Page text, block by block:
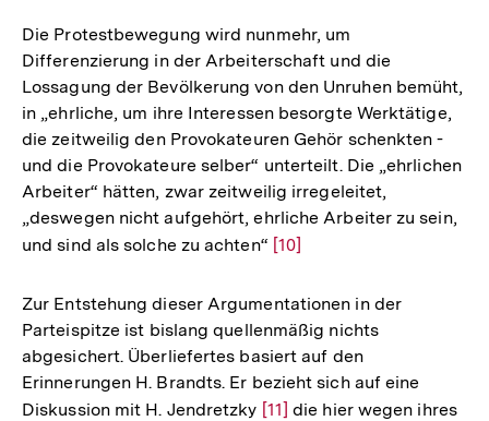
der
Fußnote
Die Protestbewegung wird nunmehr, um
Differenzierung in der Arbeiterschaft und die
Lossagung der Bevölkerung von den Unruhen bemüht,
in „ehrliche, um ihre Interessen besorgte Werktätige,
die zeitweilig den Provokateuren Gehör schenkten -
und die Provokateure selber“ unterteilt. Die „ehrlichen
Arbeiter“ hätten, zwar zeitweilig irregeleitet,
„deswegen nicht aufgehört, ehrliche Arbeiter zu sein,
und sind als solche zu achten“ Zur
der
Fußnote
[10]
Zur Entstehung dieser Argumentationen in der
Parteispitze ist bislang quellenmäßig nichts
abgesichert. Überliefertes basiert auf den
Erinnerungen H. Brandts. Er bezieht sich auf eine
Diskussion mit H. Jendretzky Zur
[11] die hier wegen ihres